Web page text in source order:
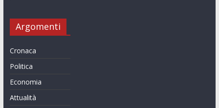
Argomenti
Cronaca
Politica
Economia
Attualità